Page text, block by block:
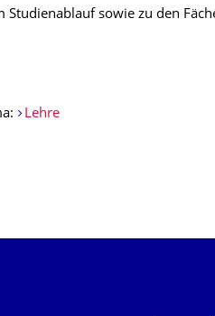
Studienablauf sowie zu den
Lehre